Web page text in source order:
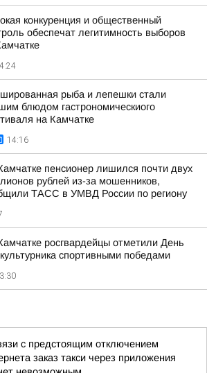
конкуренция и общественный
обеспечат легитимность выборов
рыба и лепешки стали
блюдом гастрономическиого
на Камчатке
14:16
пенсионер лишился почти двух
рублей из-за мошенников,
ТАСС в УМВД России по региону
росгвардейцы отметили День
спортивными победами
с предстоящим отключением
заказ такси через приложения